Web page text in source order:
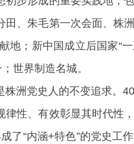
、朱毛第一次会面、株
；新中国成立后国家“一
世界制造名城。
洲党史人的不变追求。
性、有效彰显其时代性
了“内涵+特色”的党史工